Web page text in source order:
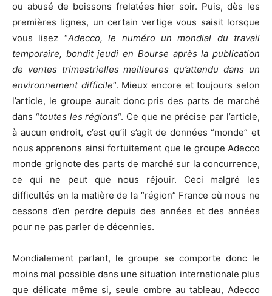
ou abusé de boissons frelatées hier soir. Puis, dès les
premières lignes, un certain vertige vous saisit lorsque
vous lisez “Adecco, le numéro un mondial du travail
temporaire, bondit jeudi en Bourse après la publication
de ventes trimestrielles meilleures qu’attendu dans un
environnement difficile“. Mieux encore et toujours selon
l’article, le groupe aurait donc pris des parts de marché
dans “toutes les régions“. Ce que ne précise par l’article,
à aucun endroit, c’est qu’il s’agit de données “monde” et
nous apprenons ainsi fortuitement que le groupe Adecco
monde grignote des parts de marché sur la concurrence,
ce qui ne peut que nous réjouir. Ceci malgré les
difficultés en la matière de la “région” France où nous ne
cessons d’en perdre depuis des années et des années
pour ne pas parler de décennies.
Mondialement parlant, le groupe se comporte donc le
moins mal possible dans une situation internationale plus
que délicate même si, seule ombre au tableau, Adecco